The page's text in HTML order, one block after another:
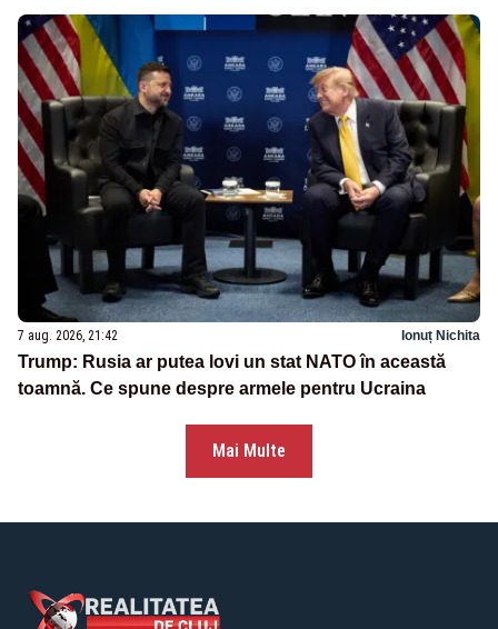
7 aug. 2026, 21:42 Ionuț Nichita
Trump: Rusia ar putea lovi un stat NATO în această
toamnă. Ce spune despre armele pentru Ucraina
Mai Multe